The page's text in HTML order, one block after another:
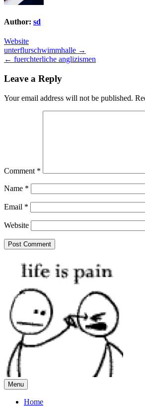
Author: sd
Website
Post
navigation
unterflurschwimmhalle →
← fuerchterliche anglizismen
Leave a Reply
Your email address will not be published.
Comment *
Name *
Email *
Website
Menu
Home